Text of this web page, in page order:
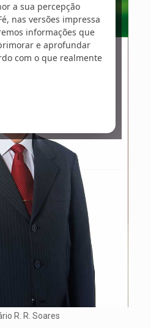
a sua percepção
nas versões impressa
informações que
e aprofundar
com o que realmente
R. R. Soares